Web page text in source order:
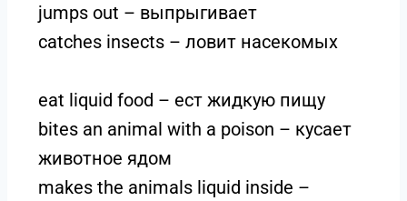
jumps out – выпрыгивает
catches insects – ловит насекомых
eat liquid food – ест жидкую пищу
bites an animal with a poison – кусает
животное ядом
makes the animals liquid inside –